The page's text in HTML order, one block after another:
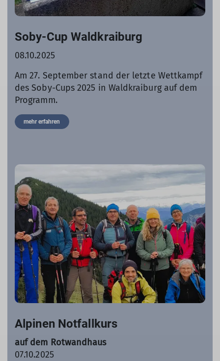
Soby-Cup Waldkraiburg
08.10.2025
Am 27. September stand der letzte Wettkampf
des Soby-Cups 2025 in Waldkraiburg auf dem
Programm.
mehr erfahren
Alpinen Notfallkurs
auf dem Rotwandhaus
07.10.2025